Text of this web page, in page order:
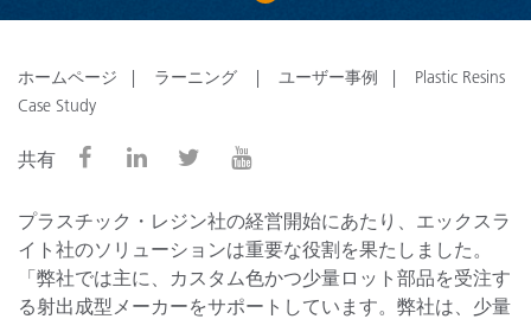
ホームページ ラーニング ユーザー事例
Plastic Resins
Case Study
共有
プラスチック・レジン社の経営開始にあたり、エックスラ
イト社のソリューションは重要な役割を果たしました。
「弊社では主に、カスタム色かつ少量ロット部品を受注す
る射出成型メーカーをサポートしています。弊社は、少量